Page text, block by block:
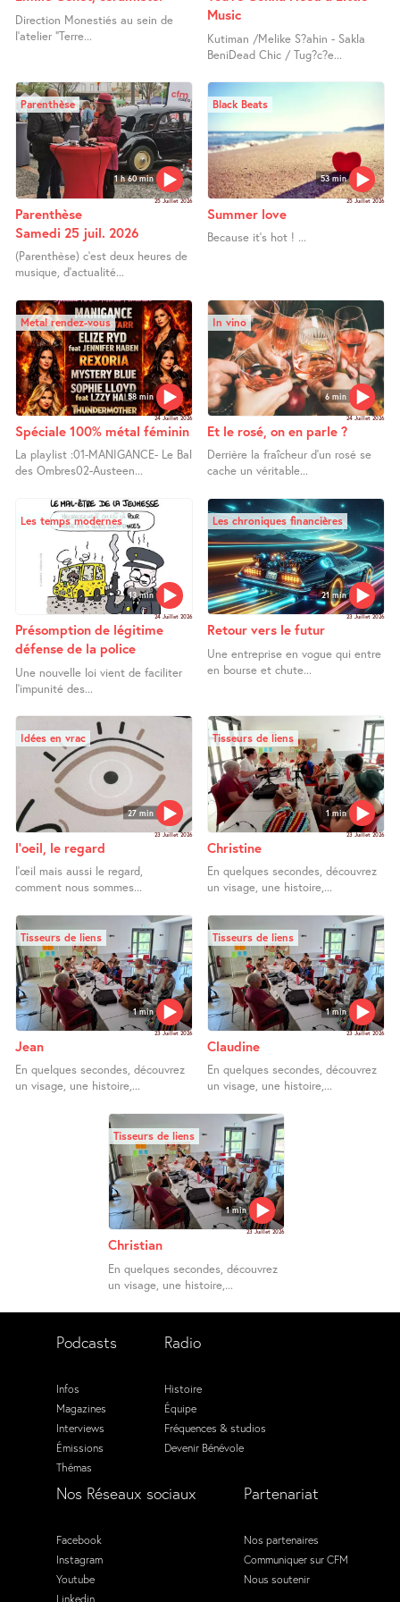
Direction Monestiés au sein de
l’atelier "Terre...
Music
Kutiman /Melike S?ahin - Sakla
BeniDead Chic / Tug?c?e...
1 h 60 min
Parenthèse
25 Juillet 2026
Parenthèse
Samedi 25 juil. 2026
(Parenthèse) c’est deux heures de
musique, d’actualité...
53 min
Black Beats
25 Juillet 2026
Summer love
Because it’s hot ! ...
58 min
Metal rendez-vous
24 Juillet 2026
Spéciale 100% métal féminin
La playlist :01-MANIGANCE- Le Bal
des Ombres02-Austeen...
6 min
In vino
24 Juillet 2026
Et le rosé, on en parle ?
Derrière la fraîcheur d’un rosé se
cache un véritable...
13 min
Les temps modernes
24 Juillet 2026
Présomption de légitime
défense de la police
Une nouvelle loi vient de faciliter
l’impunité des...
21 min
Les chroniques financières
23 Juillet 2026
Retour vers le futur
Une entreprise en vogue qui entre
en bourse et chute...
27 min
Idées en vrac
23 Juillet 2026
l’oeil, le regard
l’œil mais aussi le regard,
comment nous sommes...
1 min
Tisseurs de liens
23 Juillet 2026
Christine
En quelques secondes, découvrez
un visage, une histoire,...
1 min
Tisseurs de liens
23 Juillet 2026
Jean
En quelques secondes, découvrez
un visage, une histoire,...
1 min
Tisseurs de liens
23 Juillet 2026
Claudine
En quelques secondes, découvrez
un visage, une histoire,...
1 min
Tisseurs de liens
23 Juillet 2026
Christian
En quelques secondes, découvrez
un visage, une histoire,...
Podcasts
Infos
Magazines
Interviews
Émissions
Thémas
Radio
Histoire
Équipe
Fréquences & studios
Devenir Bénévole
Nos Réseaux sociaux
Facebook
Instagram
Youtube
Linkedin
Partenariat
Nos partenaires
Communiquer sur CFM
Nous soutenir